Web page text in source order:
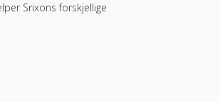
Srixons forskjellige